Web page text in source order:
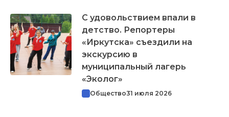
С удовольствием впали в
детство. Репортеры
«Иркутска» съездили на
экскурсию в
муниципальный лагерь
«Эколог»
Общество31 июля 2026